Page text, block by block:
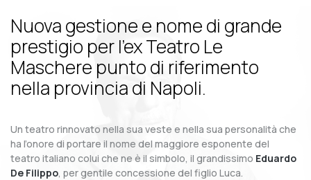
Nuova gestione e nome di grande
prestigio per l’ex Teatro Le
Maschere punto di riferimento
nella provincia di Napoli.
Un teatro rinnovato nella sua veste e nella sua personalità che
ha l’onore di portare il nome del maggiore esponente del
teatro italiano colui che ne è il simbolo, il grandissimo Eduardo
De Filippo, per gentile concessione del figlio Luca.